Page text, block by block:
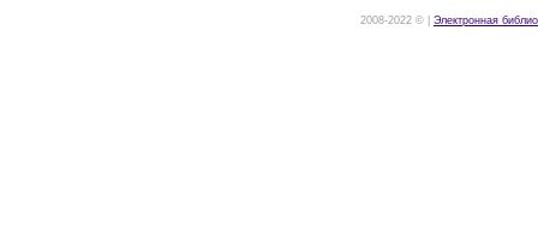
2008-2022 © | Электронная